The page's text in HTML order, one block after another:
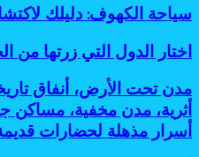
رائعة
لانتشاره
لندن:
جديدة
رؤية
2030
سياحة
الكهوف:
دليلك
لاكتشاف
تحت
الجبال
سياحة الكهوف: دليلك
اختار
الدول
زرتها
من
الخريطة
اختار الدول التي زرتها من
مدن
تحت
الأرض،
أنفاق
مدن تحت الأرض، أنفاق
أثرية، مدن مخفية، مساكن
أسرار مذهلة لحضارات